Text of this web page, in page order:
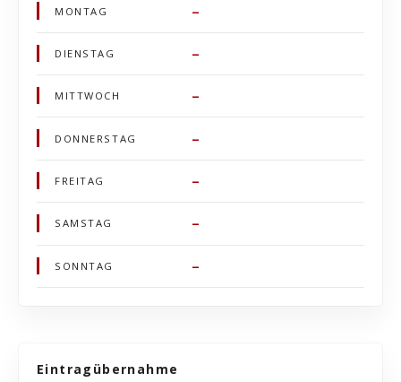
MONTAG –
DIENSTAG –
MITTWOCH –
DONNERSTAG –
FREITAG –
SAMSTAG –
SONNTAG –
Eintragübernahme